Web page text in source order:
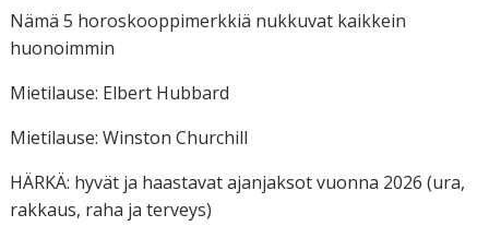
Nämä 5 horoskooppimerkkiä nukkuvat kaikkein
huonoimmin
Mietilause: Elbert Hubbard
Mietilause: Winston Churchill
HÄRKÄ: hyvät ja haastavat ajanjaksot vuonna 2026 (ura,
rakkaus, raha ja terveys)